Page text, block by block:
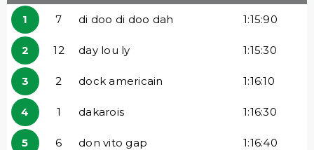
1 7 di doo di doo dah 1:15:90
2 12 day lou ly 1:15:30
3 2 dock americain 1:16:10
4 1 dakarois 1:16:30
5 6 don vito gap 1:16:40